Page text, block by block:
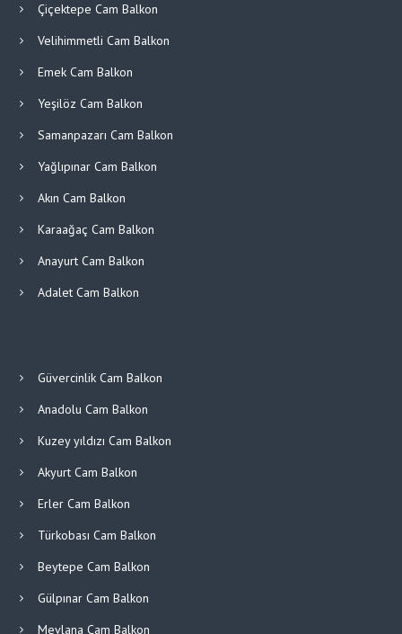
Çiçektepe Cam Balkon
Velihimmetli Cam Balkon
Emek Cam Balkon
Yeşilöz Cam Balkon
Samanpazarı Cam Balkon
Yağlıpınar Cam Balkon
Akın Cam Balkon
Karaağaç Cam Balkon
Anayurt Cam Balkon
Adalet Cam Balkon
Güvercinlik Cam Balkon
Anadolu Cam Balkon
Kuzey yıldızı Cam Balkon
Akyurt Cam Balkon
Erler Cam Balkon
Türkobası Cam Balkon
Beytepe Cam Balkon
Gülpınar Cam Balkon
Mevlana Cam Balkon